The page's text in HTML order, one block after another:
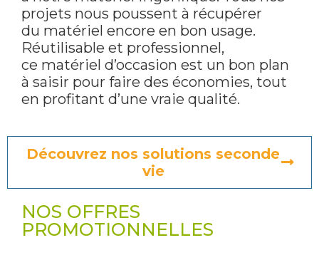
projets nous poussent à récupérer
du matériel encore en bon usage.
Réutilisable et professionnel,
ce matériel d’occasion est un bon plan
à saisir pour faire des économies, tout
en profitant d’une vraie qualité.
Découvrez nos solutions seconde
vie
NOS OFFRES
PROMOTIONNELLES